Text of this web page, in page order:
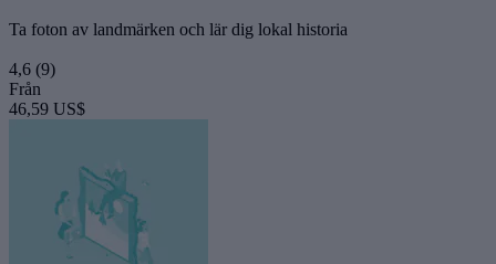
Ta foton av landmärken och lär dig lokal historia
4,6 (9)
Från
46,59 US$